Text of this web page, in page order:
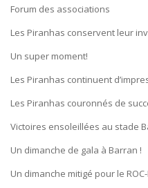
Forum des associations
Les Piranhas conservent leur
Un super moment!
Les Piranhas continuent
Les Piranhas couronnés de
Victoires ensoleillées au stade
Un dimanche de gala à Barran !
Un dimanche mitigé pour le